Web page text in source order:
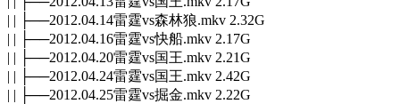
| | ├──2012.04.14雷霆vs森林狼.mkv 2.32G
| | ├──2012.04.16雷霆vs快船.mkv 2.17G
| | ├──2012.04.20雷霆vs国王.mkv 2.21G
| | ├──2012.04.24雷霆vs国王.mkv 2.42G
| | ├──2012.04.25雷霆vs掘金.mkv 2.22G